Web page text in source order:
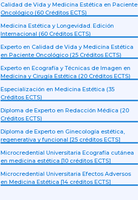
Calidad de Vida y Medicina Estética en Paciente
Oncológico (60 Créditos ECTS)
Medicina Estética y Longevidad. Edición
Internacional (60 Créditos ECTS)
Experto en Calidad de Vida y Medicina Estética
en Paciente Oncológico (25 Créditos ECTS)
Experto en Ecografía y Técnicas de Imagen en
Medicina y Cirugía Estética (20 Créditos ECTS)
Especialización en Medicina Estética (35
Créditos ECTS)
Diploma de Experto en Redacción Médica (20
Créditos ECTS)
Diploma de Experto en Ginecología estética,
regenerativa y funcional [25 créditos ECTS]
Microcredential Universitaria Ecografía cutánea
en medicina estética [10 créditos ECTS]
Microcredential Universitaria Efectos Adversos
en Medicina Estética [14 créditos ECTS]